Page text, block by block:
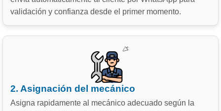
validación y confianza desde el primer momento.
2. Asignación del mecánico
Asigna rapidamente al mecánico adecuado según la